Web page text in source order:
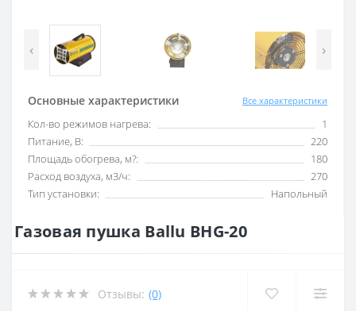
‹ ›
Основные характеристики Все характеристики
Кол-во режимов нагрева:
1
Питание, В:
220
Площадь обогрева, м?:
180
Расход воздуха, м3/ч:
270
Тип установки:
Напольный
Газовая пушка Ballu BHG-20
Отзывы: (0)